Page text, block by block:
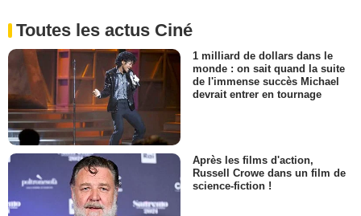
Toutes les actus Ciné
1 milliard de dollars dans le
monde : on sait quand la suite
de l'immense succès Michael
devrait entrer en tournage
Après les films d'action,
Russell Crowe dans un film de
science-fiction !